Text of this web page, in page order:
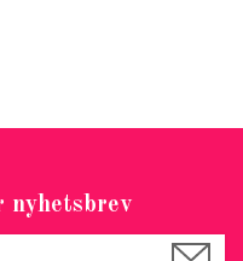
nyhetsbrev